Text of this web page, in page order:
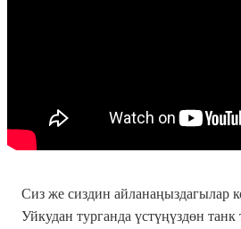
Сиз же сиздин айланаңыздагылар
Уйкудан турганда үстүңүздөн танк